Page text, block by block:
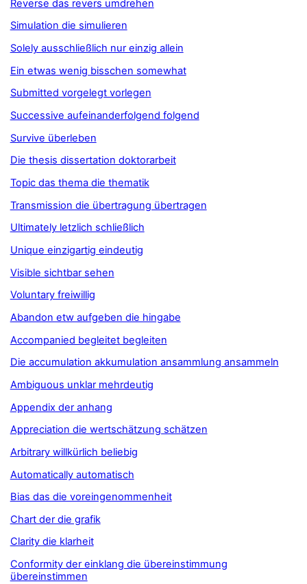
Reverse das revers umdrehen
Simulation die simulieren
Solely ausschließlich nur einzig allein
Ein etwas wenig bisschen somewhat
Submitted vorgelegt vorlegen
Successive aufeinanderfolgend folgend
Survive überleben
Die thesis dissertation doktorarbeit
Topic das thema die thematik
Transmission die übertragung übertragen
Ultimately letzlich schließlich
Unique einzigartig eindeutig
Visible sichtbar sehen
Voluntary freiwillig
Abandon etw aufgeben die hingabe
Accompanied begleitet begleiten
Die accumulation akkumulation ansammlung ansammeln
Ambiguous unklar mehrdeutig
Appendix der anhang
Appreciation die wertschätzung schätzen
Arbitrary willkürlich beliebig
Automatically automatisch
Bias das die voreingenommenheit
Chart der die grafik
Clarity die klarheit
Conformity der einklang die übereinstimmung
übereinstimmen